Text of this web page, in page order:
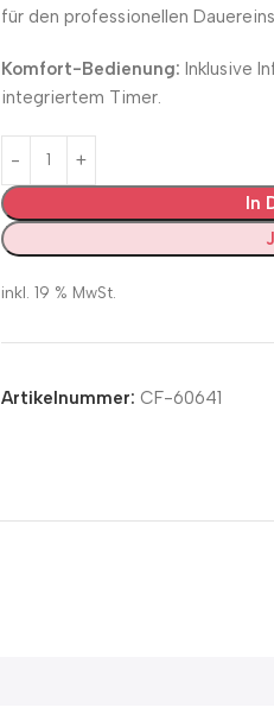
für den professionellen
Komfort-Bedienung: Inklusive
integriertem Timer.
In
inkl. 19 % MwSt.
Artikelnummer: CF-60641